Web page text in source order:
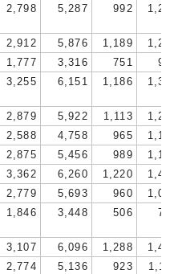
2,798 5,287 992
2,912 5,876 1,189
1,777 3,316 751
3,255 6,151 1,186
2,879 5,922 1,113
2,588 4,758 965
2,875 5,456 989
3,362 6,260 1,220
2,779 5,693 960
1,846 3,448 506
3,107 6,096 1,288
2,774 5,136 923